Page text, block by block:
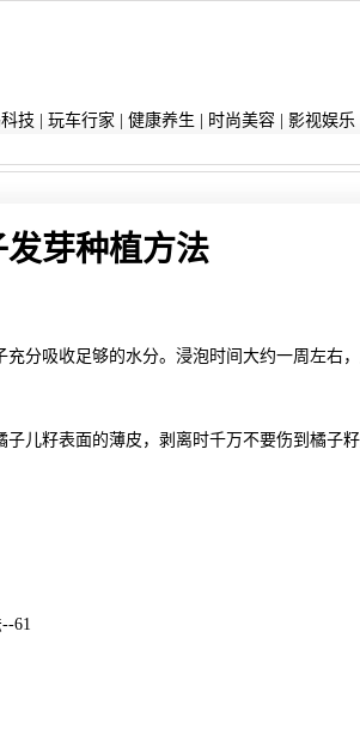
技 玩车行家 健康养生 时尚美容| 影视娱乐
芽种植方法
分吸收足够的水分。浸泡时间大约一周左右
儿籽表面的薄皮，剥离时千万不要伤到橘子
61